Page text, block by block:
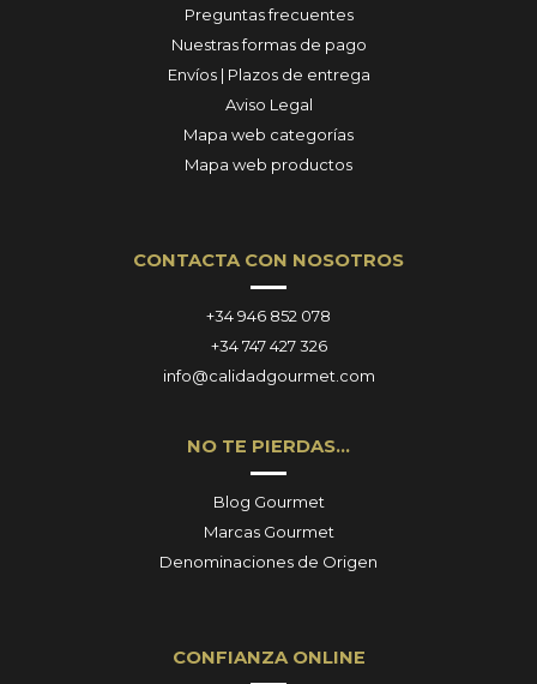
Preguntas frecuentes
Nuestras formas de pago
Envíos | Plazos de entrega
Aviso Legal
Mapa web categorías
Mapa web productos
CONTACTA CON NOSOTROS
+34 946 852 078
+34 747 427 326
info@calidadgourmet.com
NO TE PIERDAS…
Blog Gourmet
Marcas Gourmet
Denominaciones de Origen
CONFIANZA ONLINE